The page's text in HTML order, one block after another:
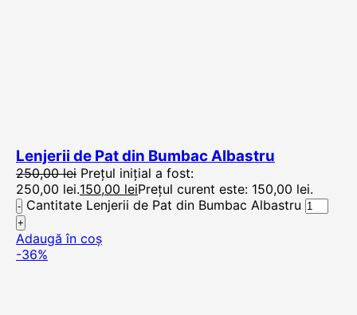
Lenjerii de Pat din Bumbac Albastru
250,00lei Prețul inițial a fost:
250,00 lei.150,00 leiPrețul curent este: 150,00 lei.
Cantitate Lenjerii de Pat din Bumbac Albastru
Adaugă în coș
-36%